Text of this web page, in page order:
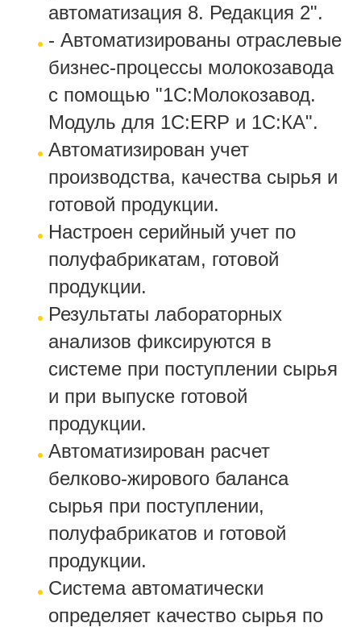
автоматизация 8. Редакция 2".
- Автоматизированы отраслевые
бизнес-процессы молокозавода
с помощью "1С:Молокозавод.
Модуль для 1С:ERP и 1С:КА".
Автоматизирован учет
производства, качества сырья и
готовой продукции.
Настроен серийный учет по
полуфабрикатам, готовой
продукции.
Результаты лабораторных
анализов фиксируются в
системе при поступлении сырья
и при выпуске готовой
продукции.
Автоматизирован расчет
белково-жирового баланса
сырья при поступлении,
полуфабрикатов и готовой
продукции.
Система автоматически
определяет качество сырья по